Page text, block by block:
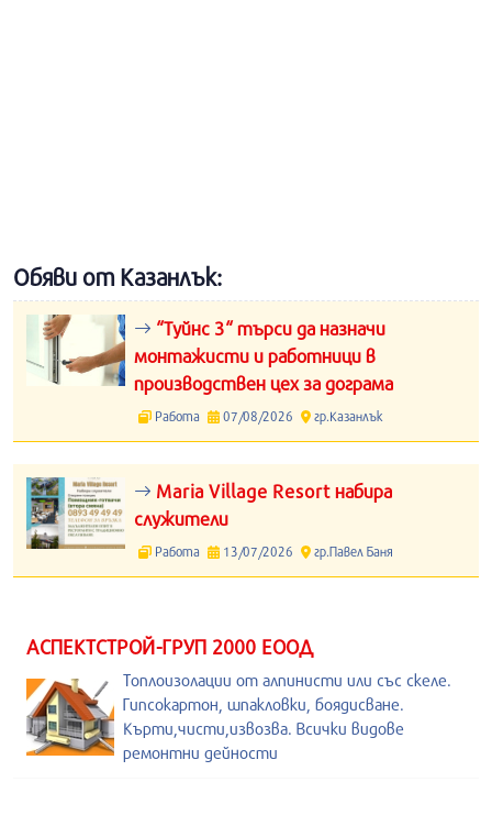
Обяви от Казанлък:
“Туйнс 3“ търси да назначи
монтажисти и работници в
производствен цех за дограма
Работа 07/08/2026 гр.Казанлък
Maria Village Resort набира
служители
Работа 13/07/2026 гр.Павел Баня
АСПЕКТСТРОЙ-ГРУП 2000 ЕООД
Топлоизолации от алпинисти или със скеле.
Гипсокартон, шпакловки, боядисване.
Кърти,чисти,извозва. Всички видове
ремонтни дейности